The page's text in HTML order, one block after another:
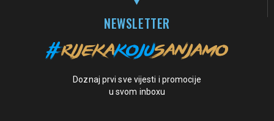
NEWSLETTER
Doznaj prvi sve vijesti i promocije
u svom inboxu